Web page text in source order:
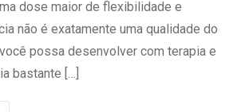
dose maior de flexibilidade e
não é exatamente uma qualidade do
possa desenvolver com terapia e
bastante […]